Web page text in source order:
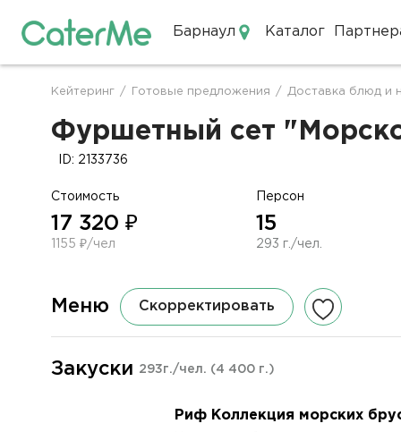
Барнаул Каталог
Строка
навигации
Кейтеринг / Готовые предложения / Доставка блюд и
Фуршетный сет
ID: 2133736
Стоимость
17 320 ₽
1155 ₽/чел
Персон
15
293 г./чел.
Меню Скорректировать
Закуски 293г./чел. (4 400 г.)
Риф Коллекция морских